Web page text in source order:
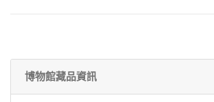
博物館藏品資訊